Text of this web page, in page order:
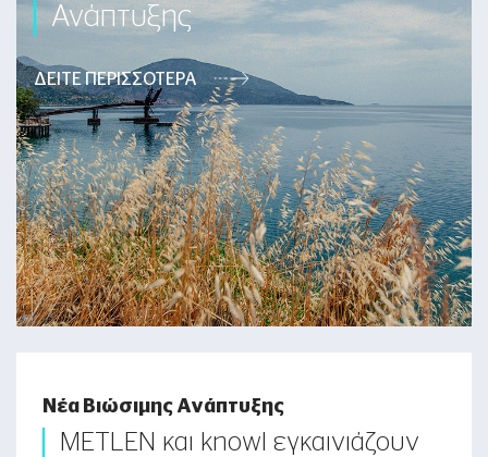
Ανάπτυξης
ΔΕΙΤΕ ΠΕΡΙΣΣΟΤΕΡΑ
Νέα Βιώσιμης Ανάπτυξης
METLEN και knowl εγκαινιάζουν